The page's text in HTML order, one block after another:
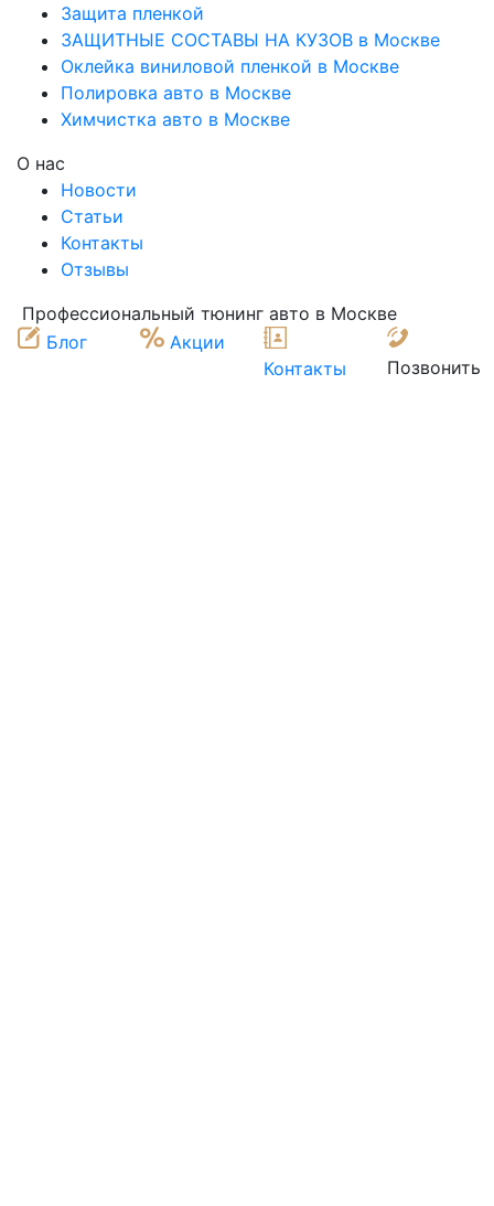
Защита пленкой
ЗАЩИТНЫЕ СОСТАВЫ НА КУЗОВ в Москве
Оклейка виниловой пленкой в Москве
Полировка авто в Москве
Химчистка авто в Москве
О нас
Новости
Статьи
Контакты
Отзывы
Профессиональный тюнинг авто в Москве
Блог
Акции
Контакты
Позвонить